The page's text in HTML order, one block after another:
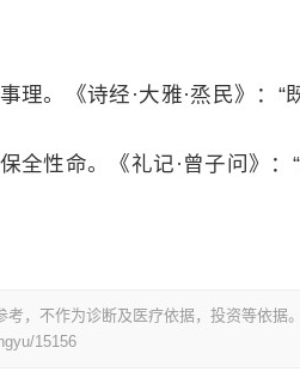
理。《诗经·大雅·烝民》：“
全性命。《礼记·曾子问》
，不作为诊断及医疗依据，投资等依据
15156